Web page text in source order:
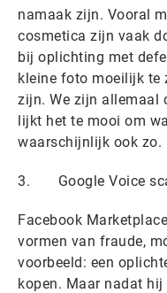
namaak zijn. Vooral
cosmetica zijn vaak
bij oplichting met
kleine foto moeilijk te
zijn. We zijn allemaal
lijkt het te mooi om
waarschijnlijk ook zo.
3. Google Voice
Facebook
vormen van fraude,
voorbeeld: een
kopen. Maar nadat